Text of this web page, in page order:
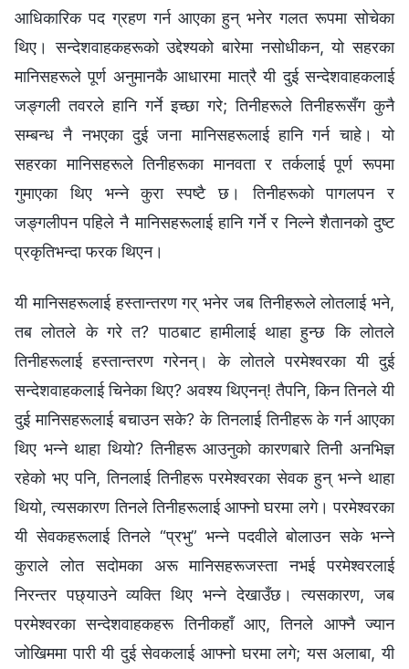
आधिकारिक पद ग्रहण गर्न आएका हुन् भनेर गलत रूपमा सोचेका
थिए। सन्देशवाहकहरूको उद्देश्यको बारेमा नसोधीकन, यो सहरका
मानिसहरूले पूर्ण अनुमानकै आधारमा मात्रै यी दुई सन्देशवाहकलाई
जङ्गली तवरले हानि गर्ने इच्‍छा गरे; तिनीहरूले तिनीहरूसँग कुनै
सम्‍बन्ध नै नभएका दुई जना मानिसहरूलाई हानि गर्न चाहे। यो
सहरका मानिसहरूले तिनीहरूका मानवता र तर्कलाई पूर्ण रूपमा
गुमाएका थिए भन्‍ने कुरा स्पष्टै छ। तिनीहरूको पागलपन र
जङ्गलीपन पहिले नै मानिसहरूलाई हानि गर्ने र निल्‍ने शैतानको दुष्ट
प्रकृतिभन्दा फरक थिएन।
यी मानिसहरूलाई हस्तान्तरण गर् भनेर जब तिनीहरूले लोतलाई भने,
तब लोतले के गरे त? पाठबाट हामीलाई थाहा हुन्छ कि लोतले
तिनीहरूलाई हस्तान्तरण गरेनन्। के लोतले परमेश्‍वरका यी दुई
सन्देशवाहकलाई चिनेका थिए? अवश्य थिएनन्! तैपनि, किन तिनले यी
दुई मानिसहरूलाई बचाउन सके? के तिनलाई तिनीहरू के गर्न आएका
थिए भन्‍ने थाहा थियो? तिनीहरू आउनुको कारणबारे तिनी अनभिज्ञ
रहेको भए पनि, तिनलाई तिनीहरू परमेश्‍वरका सेवक हुन् भन्‍ने थाहा
थियो, त्यसकारण तिनले तिनीहरूलाई आफ्‍नो घरमा लगे। परमेश्‍वरका
यी सेवकहरूलाई तिनले “प्रभु” भन्‍ने पदवीले बोलाउन सके भन्‍ने
कुराले लोत सदोमका अरू मानिसहरूजस्ता नभई परमेश्‍वरलाई
निरन्तर पछ्याउने व्यक्ति थिए भन्‍ने देखाउँछ। त्यसकारण, जब
परमेश्‍वरका सन्देशवाहकहरू तिनीकहाँ आए, तिनले आफ्‍नै ज्यान
जोखिममा पारी यी दुई सेवकलाई आफ्‍नो घरमा लगे; यस अलाबा, यी